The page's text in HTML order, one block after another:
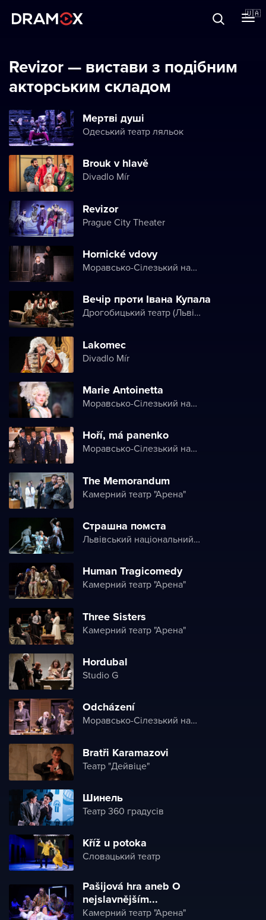
🇺🇦
Зареєструватися
Revizor — вистави з подібним
акторським складом
Мертві душі
Одеський театр ляльок
Brouk v hlavě
Divadlo Mír
Revizor
Prague City Theater
Hornické vdovy
Моравсько-Сілезький національний театр
Вечір проти Івана Купала
Дрогобицький театр (Львівський академічний обласний музично-драматичний театр імені Юрія Дрогобича)
Lakomec
Divadlo Mír
Marie Antoinetta
Моравсько-Сілезький національний театр
Hoří, má panenko
Моравсько-Сілезький національний театр
The Memorandum
Камерний театр "Арена"
Страшна помста
Львівський національний академічний театр опери і балету ім. Соломії Крушельницької (Львівська національна опера)
Human Tragicomedy
Камерний театр "Арена"
Three Sisters
Камерний театр "Арена"
Hordubal
Studio G
Odcházení
Моравсько-Сілезький національний театр
Bratři Karamazovi
Театр "Дейвіце"
Шинель
Театр 360 градусів
Kříž u potoka
Словацький театр
Pašijová hra aneb O
nejslavnějším...
Камерний театр "Арена"